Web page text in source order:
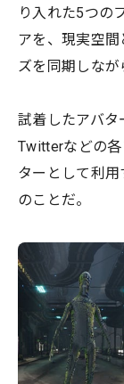
り入れた5つの
アを、現実空
ズを同期しなが
試着したアバタ
Twitterなどの
ターとして利
のことだ。